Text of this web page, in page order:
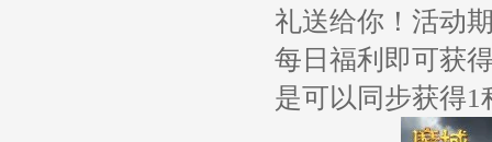
礼送给你！活动
每日福利即可获
是可以同步获得